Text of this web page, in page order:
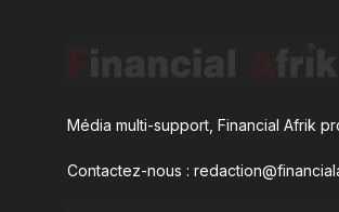
Média multi-support, Financial Afrik
Contactez-nous :